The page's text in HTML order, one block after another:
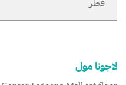
لاجونا مول